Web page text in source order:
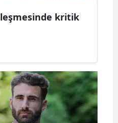
kritik